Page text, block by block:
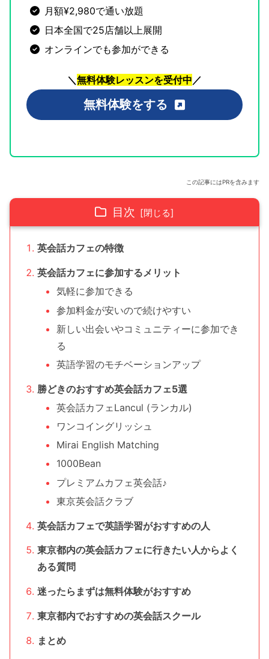
月額¥2,980で通い放題
日本全国で25店舗以上展開
オンラインでも参加ができる
＼無料体験レッスンを受付中／
無料体験をする
この記事にはPRを含みます
目次
英会話カフェの特徴
英会話カフェに参加するメリット
気軽に参加できる
参加料金が安いので続けやすい
新しい出会いやコミュニティーに参加でき
る
英語学習のモチベーションアップ
勝どきのおすすめ英会話カフェ5選
英会話カフェLancul (ランカル)
ワンコイングリッシュ
Mirai English Matching
1000Bean
プレミアムカフェ英会話♪
東京英会話クラブ
英会話カフェで英語学習がおすすめの人
東京都内の英会話カフェに行きたい人からよく
ある質問
迷ったらまずは無料体験がおすすめ
東京都内でおすすめの英会話スクール
まとめ